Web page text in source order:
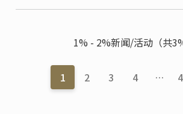
1% - 2%新闻/活动（共3%
1 2 3 4 …